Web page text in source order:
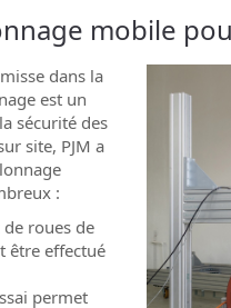
mobile
dans la
est un
sécurité des
site, PJM a
:
roues de
être effectué
permet